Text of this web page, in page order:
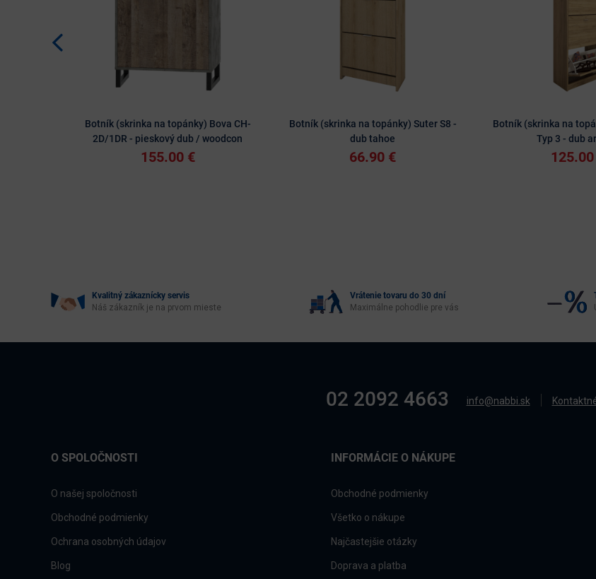
Botník (skrinka na topánky) Bova CH-
2D/1DR - pieskový dub / woodcon
155.00 €
Botník (skrinka na topánky) Suter S8 -
dub tahoe
66.90 €
Botník (skrinka na
Typ 3 - dub
Kvalitný zákaznícky servis
Náš zákazník je na prvom mieste
Vrátenie tovaru do 30 dní
Maximálne pohodlie pre vás
02 2092 4663 info@nabbi.sk
O SPOLOČNOSTI
O našej spoločnosti
Obchodné podmienky
Ochrana osobných údajov
Blog
INFORMÁCIE O NÁKUPE
Obchodné podmienky
Všetko o nákupe
Najčastejšie otázky
Doprava a platba